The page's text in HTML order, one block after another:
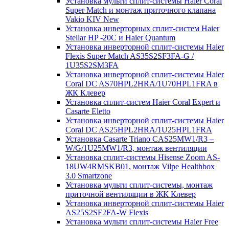
Super Match и монтаж приточного клапана
Vakio KIV New
Установка инверторных сплит-систем Haier
Stellar HP -20С и Haier Quantum
Установка инверторной сплит-системы Haier
Flexis Super Match AS35S2SF3FA-G /
1U35S2SM3FA
Установка инверторной сплит-системы Haier
Coral DC AS70HPL2HRA/1U70HPL1FRA в
ЖК Клевер
Установка сплит-систем Haier Coral Expert и
Casarte Eletto
Установка инверторной сплит-системы Haier
Coral DC AS25HPL2HRA/1U25HPL1FRA
Установка Casarte Triano CAS25MW1/R3 –
W/G/1U25MW1/R3, монтаж вентиляции
Установка сплит-системы Hisense Zoom AS-
18UW4RMSKB01, монтаж Vilpe Healthbox
3.0 Smartzone
Установка мульти сплит-системы, монтаж
приточной вентиляции в ЖК Клевер
Установка инверторной сплит-системы Haier
AS25S2SF2FA-W Flexis
Установка мульти сплит-системы Haier Free